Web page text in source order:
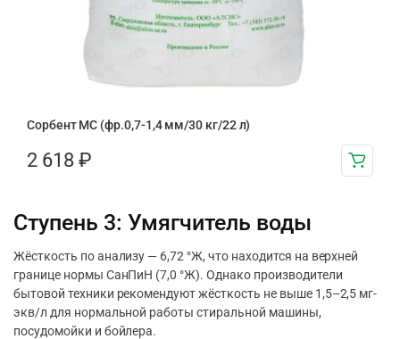
Сорбент МС (фр.0,7-1,4 мм/30 кг/22 л)
2 618 ₽
Ступень 3: Умягчитель воды
Жёсткость по анализу — 6,72 °Ж, что находится на верхней
границе нормы СанПиН (7,0 °Ж). Однако производители
бытовой техники рекомендуют жёсткость не выше 1,5–2,5 мг-
экв/л для нормальной работы стиральной машины,
посудомойки и бойлера.